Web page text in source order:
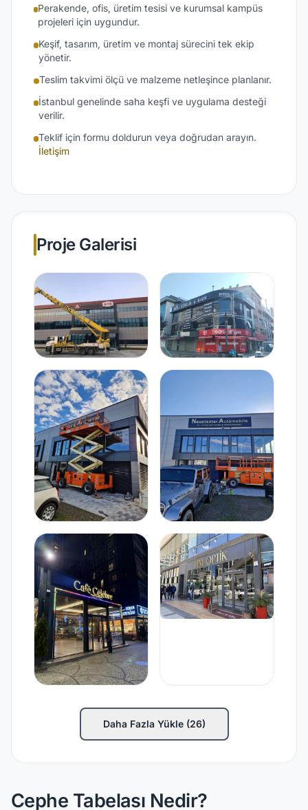
Perakende, ofis, üretim tesisi ve kurumsal kampüs
projeleri için uygundur.
Keşif, tasarım, üretim ve montaj sürecini tek ekip
yönetir.
Teslim takvimi ölçü ve malzeme netleşince planlanır.
İstanbul genelinde saha keşfi ve uygulama desteği
verilir.
Teklif için formu doldurun veya doğrudan arayın.
İletişim
Proje Galerisi
Daha Fazla Yükle (26)
Cephe Tabelası Nedir?